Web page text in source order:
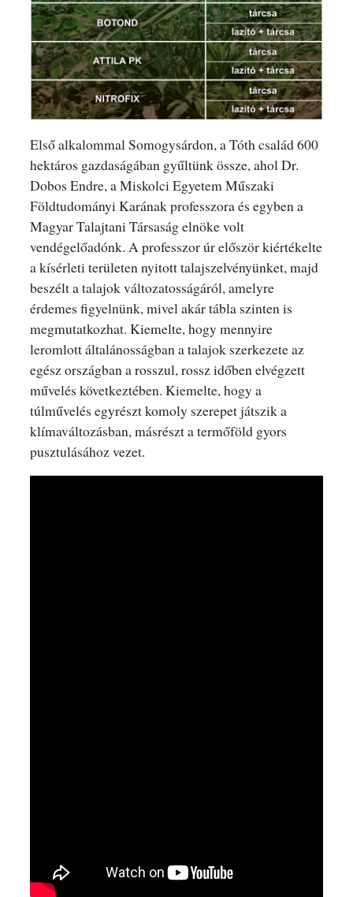
Első alkalommal Somogysárdon, a Tóth család 600
hektáros gazdaságában gyűltünk össze, ahol Dr.
Dobos Endre, a Miskolci Egyetem Műszaki
Földtudományi Karának professzora és egyben a
Magyar Talajtani Társaság elnöke volt
vendégelőadónk. A professzor úr először kiértékelte
a kísérleti területen nyitott talajszelvényünket, majd
beszélt a talajok változatosságáról, amelyre
érdemes figyelnünk, mivel akár tábla szinten is
megmutatkozhat. Kiemelte, hogy mennyire
leromlott általánosságban a talajok szerkezete az
egész országban a rosszul, rossz időben elvégzett
művelés következtében. Kiemelte, hogy a
túlművelés egyrészt komoly szerepet játszik a
klímaváltozásban, másrészt a termőföld gyors
pusztulásához vezet.